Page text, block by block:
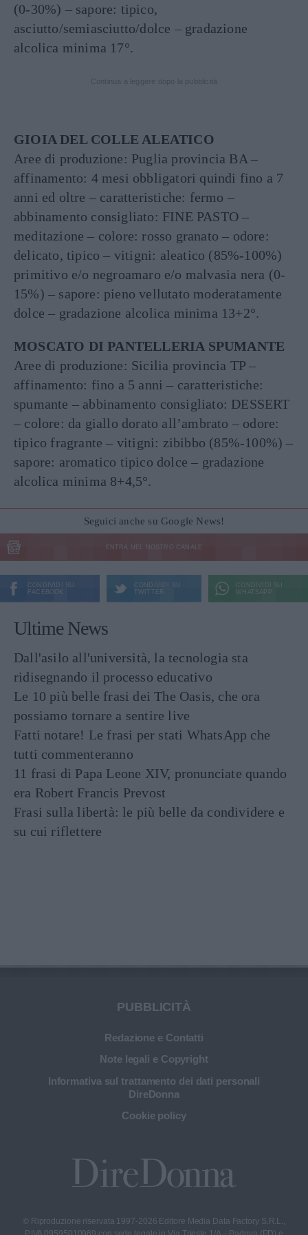
(0-30%) – sapore: tipico,
asciutto/semiasciutto/dolce – gradazione
alcolica minima 17°.
GIOIA DEL COLLE ALEATICO
Aree di produzione: Puglia provincia BA –
affinamento: 4 mesi obbligatori quindi fino a 7
anni ed oltre – caratteristiche: fermo –
abbinamento consigliato: FINE PASTO –
meditazione – colore: rosso granato – odore:
delicato, tipico – vitigni: aleatico (85%-100%)
primitivo e/o negroamaro e/o malvasia nera (0-
15%) – sapore: pieno vellutato moderatamente
dolce – gradazione alcolica minima 13+2°.
MOSCATO DI PANTELLERIA SPUMANTE
Aree di produzione: Sicilia provincia TP –
affinamento: fino a 5 anni – caratteristiche:
spumante – abbinamento consigliato: DESSERT
– colore: da giallo dorato all’ambrato – odore:
tipico fragrante – vitigni: zibibbo (85%-100%) –
sapore: aromatico tipico dolce – gradazione
alcolica minima 8+4,5°.
Seguici anche su Google News!
ENTRA NEL NOSTRO CANALE
CONDIVIDI SU
FACEBOOK
CONDIVIDI SU
TWITTER
CONDIVIDI SU
WHATSAPP
Ultime News
Dall'asilo all'università, la tecnologia sta
ridisegnando il processo educativo
Le 10 più belle frasi dei The Oasis, che ora
possiamo tornare a sentire live
Fatti notare! Le frasi per stati WhatsApp che
tutti commenteranno
11 frasi di Papa Leone XIV, pronunciate quando
era Robert Francis Prevost
Frasi sulla libertà: le più belle da condividere e
su cui riflettere
PUBBLICITÀ
Redazione e Contatti
Note legali e Copyright
Informativa sul trattamento dei dati personali
DireDonna
Cookie policy
© Riproduzione riservata 1997-2026 Editore Media Data Factory S.R.L.,